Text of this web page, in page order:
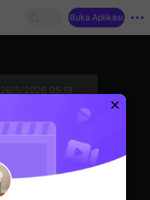
Buka Aplikasi
26/5/2026 05.19